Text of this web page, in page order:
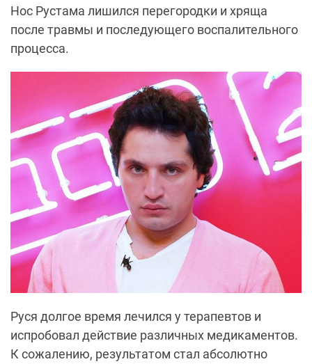
Нос Рустама лишился перегородки и хряща
после травмы и последующего воспалительного
процесса.
Руся долгое время лечился у терапевтов и
испробовал действие различных медикаментов.
К сожалению, результатом стал абсолютно